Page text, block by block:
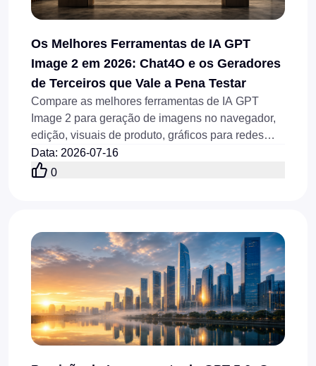
Os Melhores Ferramentas de IA GPT
Image 2 em 2026: Chat4O e os Geradores
de Terceiros que Vale a Pena Testar
Compare as melhores ferramentas de IA GPT
Image 2 para geração de imagens no navegador,
edição, visuais de produto, gráficos para redes
sociais, imagens de referência e fluxos de trabalho
com API em 2026.
Data: 2026-07-16
0